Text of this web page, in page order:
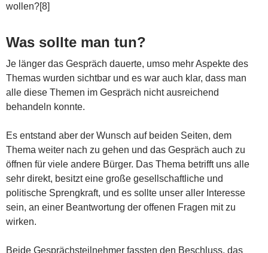
wollen?[8]
Was sollte man tun?
Je länger das Gespräch dauerte, umso mehr Aspekte des
Themas wurden sichtbar und es war auch klar, dass man
alle diese Themen im Gespräch nicht ausreichend
behandeln konnte.
Es entstand aber der Wunsch auf beiden Seiten, dem
Thema weiter nach zu gehen und das Gespräch auch zu
öffnen für viele andere Bürger. Das Thema betrifft uns alle
sehr direkt, besitzt eine große gesellschaftliche und
politische Sprengkraft, und es sollte unser aller Interesse
sein, an einer Beantwortung der offenen Fragen mit zu
wirken.
Beide Gesprächsteilnehmer fassten den Beschluss, das